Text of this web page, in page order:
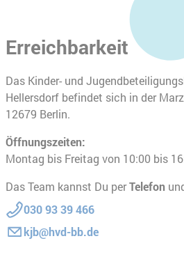
Erreichbarkeit
Das Kinder- und
Hellersdorf befindet sich in der
12679 Berlin.
Öffnungszeiten:
Montag bis Freitag von 10:00 bis
Das Team kannst Du perTelefon
030 93 39 466
kjb@hvd-bb.de